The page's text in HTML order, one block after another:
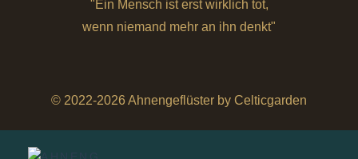
"Ein Mensch ist erst wirklich tot,
wenn niemand mehr an ihn denkt"
© 2022-2026 Ahnengeflüster by Celticgarden